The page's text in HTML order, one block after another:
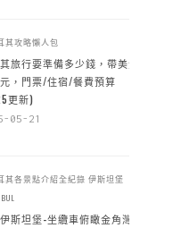
其攻略懶人包
旅行要準備多少錢，帶美金
，門票/住宿/餐費預算
更新)
05-21
各景點介紹全紀錄 伊斯坦堡
斯坦堡-坐纜車俯瞰金角灣